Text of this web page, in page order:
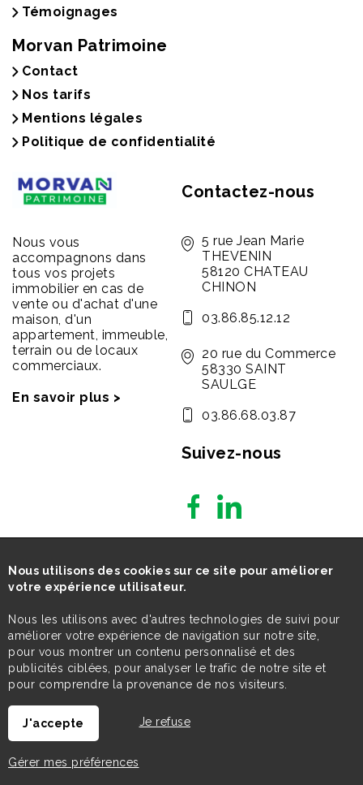
Témoignages
Morvan Patrimoine
Contact
Nos tarifs
Mentions légales
Politique de confidentialité
Nous vous
accompagnons dans
tous vos projets
immobilier en cas de
vente ou d'achat d'une
maison, d'un
appartement, immeuble,
terrain ou de locaux
commerciaux.
En savoir plus >
Contactez-nous
5 rue Jean Marie
THEVENIN
58120 CHATEAU
CHINON
03.86.85.12.12
20 rue du Commerce
58330 SAINT
SAULGE
03.86.68.03.87
Suivez-nous
Nous utilisons des cookies sur ce site pour améliorer
votre expérience utilisateur.
Nous les utilisons avec d'autres technologies de suivi pour
améliorer votre expérience de navigation sur notre site,
pour vous montrer un contenu personnalisé et des
publicités ciblées, pour analyser le trafic de notre site et
pour comprendre la provenance de nos visiteurs.
J'accepte Je refuse
Gérer mes préférences